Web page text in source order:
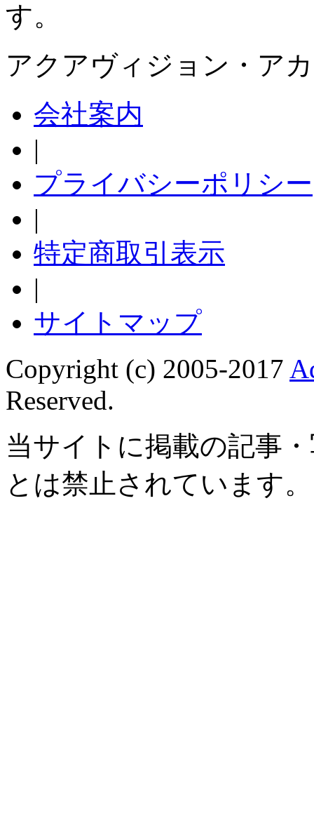
す。
アクアヴィジョン・ア
会社案内
|
プライバシーポリシー
|
特定商取引表示
|
サイトマップ
Copyright (c) 2005-2017
Reserved.
当サイトに掲載の記事
とは禁止されています。